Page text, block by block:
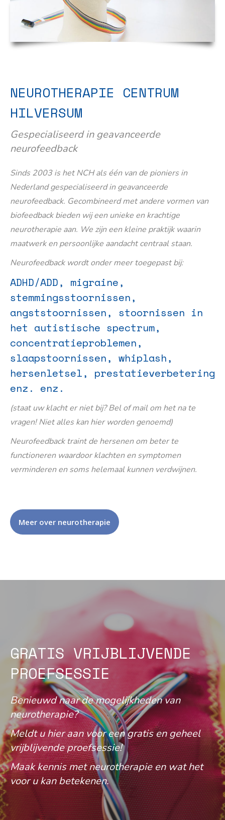
NEUROTHERAPIE CENTRUM
HILVERSUM
Gespecialiseerd in geavanceerde
neurofeedback
Sinds 2003 is het NCH als één van de pioniers in
Nederland gespecialiseerd in geavanceerde
neurofeedback. Gecombineerd met andere vormen van
biofeedback bieden wij een unieke en krachtige
neurotherapie aan. We zijn een kleine praktijk waarin
maatwerk en persoonlijke aandacht centraal staan.
Neurofeedback wordt onder meer toegepast bij:
ADHD/ADD, migraine,
stemmingsstoornissen,
angststoornissen, stoornissen in
het autistische spectrum,
concentratieproblemen,
slaapstoornissen, whiplash,
hersenletsel, prestatieverbetering
enz. enz.
(staat uw klacht er niet bij? Bel of mail om het na te
vragen! Niet alles kan hier worden genoemd)
Neurofeedback traint de hersenen om beter te
functioneren waardoor klachten en symptomen
verminderen en soms helemaal kunnen verdwijnen.
Meer over neurotherapie
GRATIS VRIJBLIJVENDE
PROEFSESSIE
Benieuwd naar de mogelijkheden van
neurotherapie?
Meldt u hier aan voor een gratis en geheel
vrijblijvende proefsessie!
Maak kennis met neurotherapie en wat het
voor u kan betekenen.